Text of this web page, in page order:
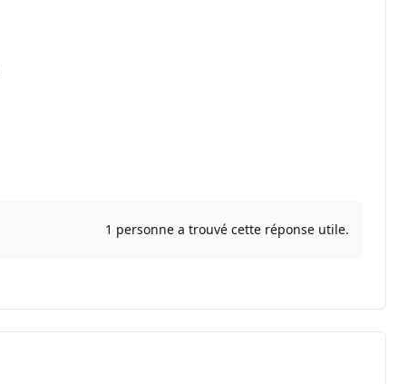
1 personne a trouvé cette réponse utile.